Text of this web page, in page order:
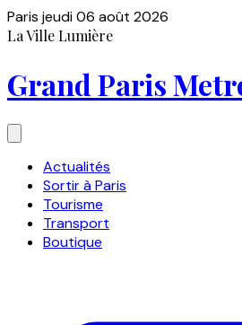
Paris jeudi 06 août 2026
La Ville Lumière
Grand Paris
Actualités
Sortir à Paris
Tourisme
Transport
Boutique